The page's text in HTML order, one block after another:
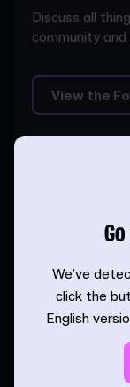
Discuss all
community
View the
Plattformen.
We’ve
click the
English